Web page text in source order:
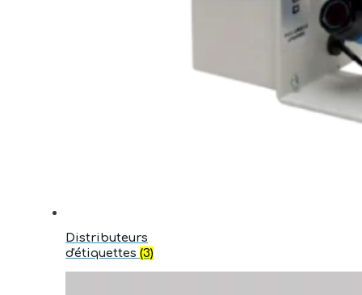
Distributeurs
d'étiquettes (3)